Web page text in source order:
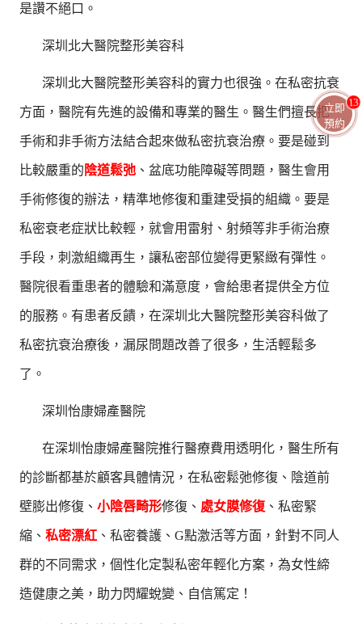
是讚不絕口。
深圳北大醫院整形美容科
深圳北大醫院整形美容科的實力也很強。在私密抗衰
方面，醫院有先進的設備和專業的醫生。醫生們擅長把
手術和非手術方法結合起來做私密抗衰治療。要是碰到
比較嚴重的 陰道鬆弛 、盆底功能障礙等問題，醫生會用
手術修復的辦法，精準地修復和重建受損的組織。要是
私密衰老症狀比較輕，就會用雷射、射頻等非手術治療
手段，刺激組織再生，讓私密部位變得更緊緻有彈性。
醫院很看重患者的體驗和滿意度，會給患者提供全方位
的服務。有患者反饋，在深圳北大醫院整形美容科做了
私密抗衰治療後，漏尿問題改善了很多，生活輕鬆多
了。
深圳怡康婦產醫院
在深圳怡康婦產醫院推行醫療費用透明化，醫生所有
的診斷都基於顧客具體情況，在私密鬆弛修復、陰道前
壁膨出修復、小陰唇畸形修復、 處女膜修復 、私密緊
縮、私密漂紅 、私密養護、G點激活等方面，針對不同人
群的不同需求，個性化定製私密年輕化方案，為女性締
造健康之美，助力閃耀蛻變、自信篤定！
立即
預約
13